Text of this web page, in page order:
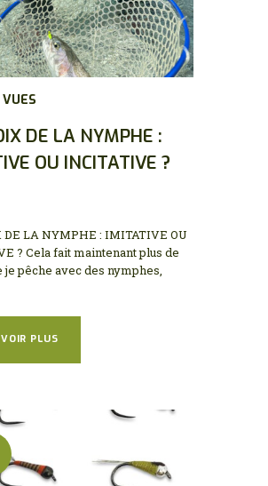
VUES
DE LA NYMPHE :
OU INCITATIVE ?
DE LA NYMPHE : IMITATIVE OU
? Cela fait maintenant plus de
je pêche avec des nymphes,
PLUS